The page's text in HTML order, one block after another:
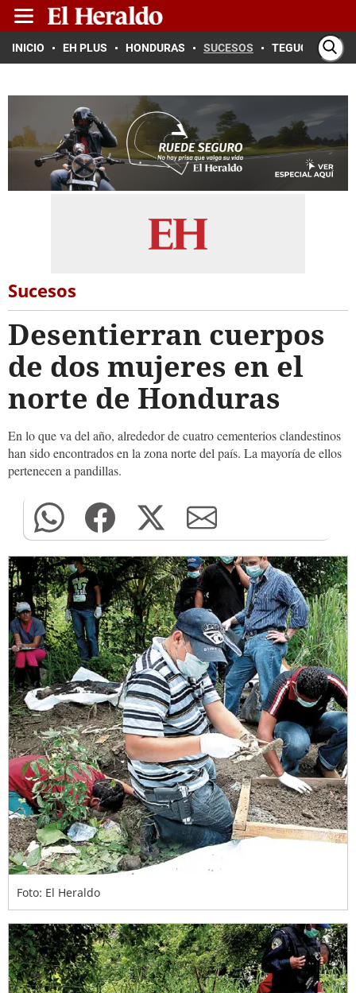
INICIO EH PLUS HONDURAS SUCESOS TEGUCIGALPA
Sucesos
Desentierran cuerpos
de dos mujeres en el
norte de Honduras
En lo que va del año, alrededor de cuatro cementerios clandestinos
han sido encontrados en la zona norte del país. La mayoría de ellos
pertenecen a pandillas.
Foto: El Heraldo